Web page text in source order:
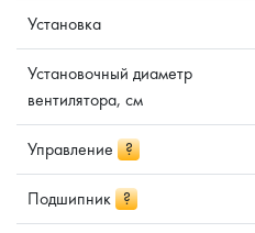
Установка
Установочный диаметр
вентилятора, см
Управление ?
Подшипник ?